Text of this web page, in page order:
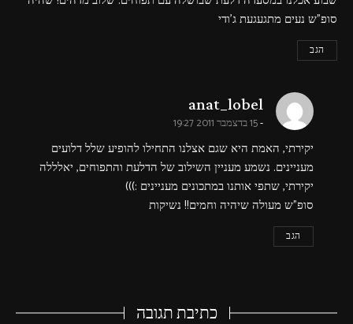
סופ"ש נעים מתגעגעת ג'ודי
הגב
anat_lobel
15 בדצמבר 2011 19:27
יקירתי, האמת היא שגם אצלנו התחילו להופיע שלל דלועים
מעניינים. נשמע מעניין השילוב של הדלעת והתפוחים, יאלללה
יקירתי, שתפי אותנו במתכונים מעניינים :)))
סופ"ש מעולה שיהיה וחמים!! נשיקות
הגב
כתיבת תגובה